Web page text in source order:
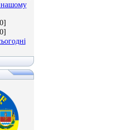
нашому